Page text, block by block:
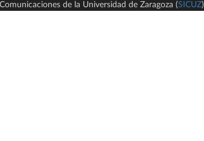
de la Universidad de Zaragoza (SICUZ)